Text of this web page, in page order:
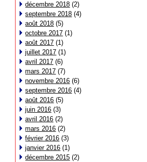
décembre 2018 (2)
septembre 2018 (4)
août 2018 (5)
octobre 2017 (1)
août 2017 (1)
juillet 2017 (1)
avril 2017 (6)
mars 2017 (7)
novembre 2016 (6)
septembre 2016 (4)
août 2016 (5)
juin 2016 (3)
avril 2016 (2)
mars 2016 (2)
février 2016 (3)
janvier 2016 (1)
décembre 2015 (2)